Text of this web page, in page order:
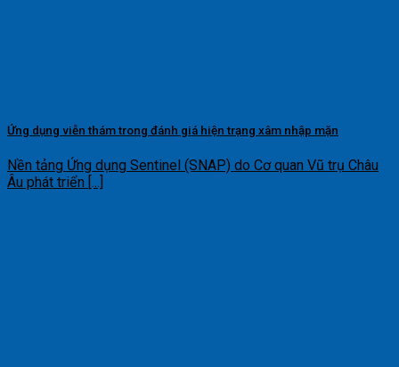
Ứng dụng viễn thám trong đánh giá hiện trạng xâm nhập mặn
Nền tảng Ứng dụng Sentinel (SNAP) do Cơ quan Vũ trụ Châu
Âu phát triển [...]